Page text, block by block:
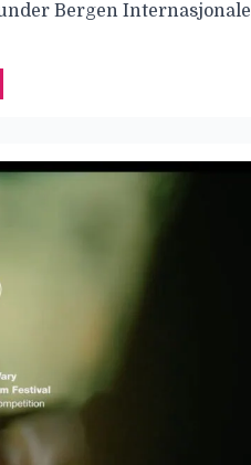
Bergen Internasjonale